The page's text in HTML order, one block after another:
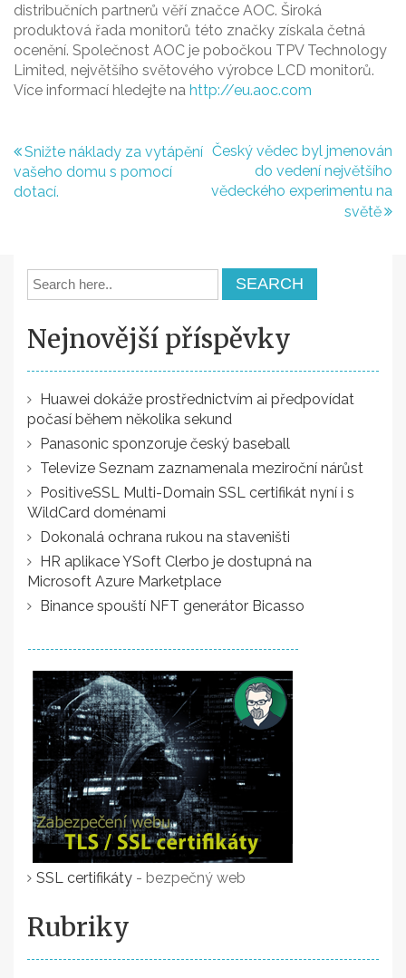
distribučních partnerů věří značce AOC. Široká
produktová řada monitorů této značky získala četná
ocenění. Společnost AOC je pobočkou TPV Technology
Limited, největšího světového výrobce LCD monitorů.
Více informací hledejte na http://eu.aoc.com
Navigace
pro
Snižte náklady za vytápění
vašeho domu s pomocí
dotací.
Český vědec byl jmenován
do vedení největšího
vědeckého experimentu na
světě
Nejnovější příspěvky
Huawei dokáže prostřednictvím ai předpovídat
počasí během několika sekund
Panasonic sponzoruje český baseball
Televize Seznam zaznamenala meziroční nárůst
PositiveSSL Multi-Domain SSL certifikát nyní i s
WildCard doménami
Dokonalá ochrana rukou na staveništi
HR aplikace YSoft Clerbo je dostupná na
Microsoft Azure Marketplace
Binance spouští NFT generátor Bicasso
SSL certifikáty - bezpečný web
Rubriky